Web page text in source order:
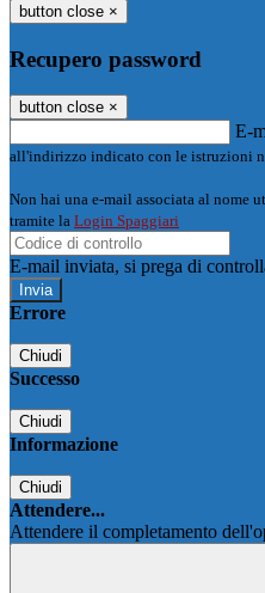
button close ×
Recupero password
button close ×
E-
all'indirizzo indicato con le istruzioni
Non hai una e-mail associata al nome
tramite la Login Spaggiari
E-mail inviata, si prega di
Errore
Chiudi
Successo
Chiudi
Informazione
Chiudi
Attendere...
Attendere il completamento